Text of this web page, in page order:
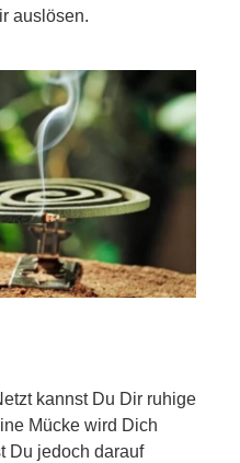
auslösen.
kannst Du Dir ruhige
Mücke wird Dich
Du jedoch darauf